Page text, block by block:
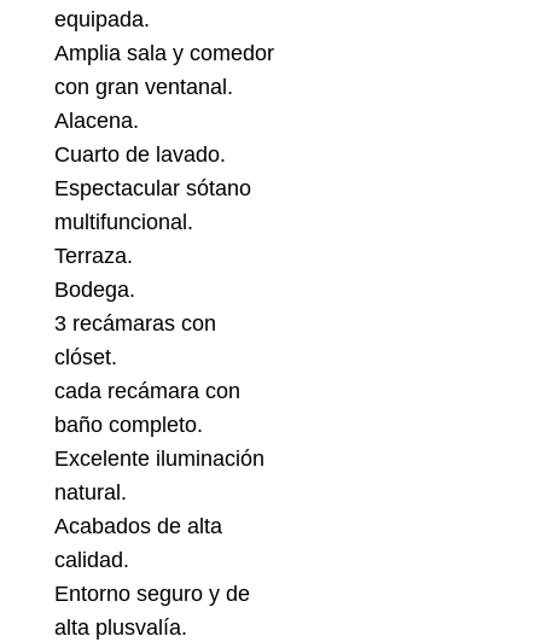
equipada.
Amplia sala y comedor
con gran ventanal.
Alacena.
Cuarto de lavado.
Espectacular sótano
multifuncional.
Terraza.
Bodega.
3 recámaras con
clóset.
cada recámara con
baño completo.
Excelente iluminación
natural.
Acabados de alta
calidad.
Entorno seguro y de
alta plusvalía.